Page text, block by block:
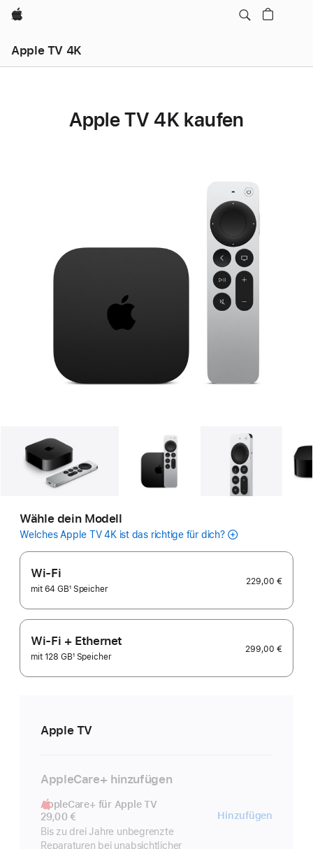
Apple
Apple TV 4K
Apple TV 4K kaufen
Galerie Galerie 2 Galerie Bild
Wähle dein Modell
Welches Apple TV 4K ist das richtige für dich?
Wi-Fi
mit 64 GB1Speicher
229,00 €
Wi-Fi + Ethernet
mit 128 GB1Speicher
299,00 €
Apple TV
AppleCare+ hinzufügen
AppleCare+ für Apple TV
29,00 €
Bis zu drei Jahre unbegrenzte
Reparaturen bei unabsichtlicher
Hinzufügen